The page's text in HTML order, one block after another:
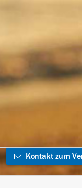
Kontakt zum